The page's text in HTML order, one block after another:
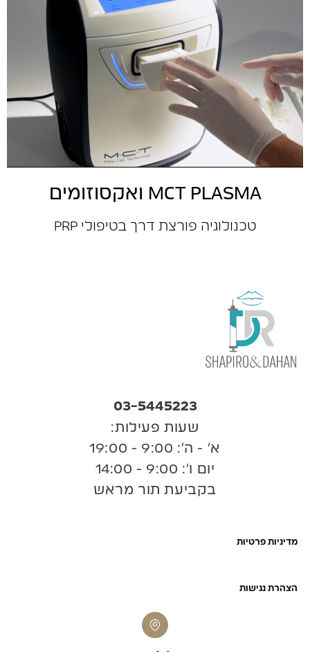
MCT PLASMA ואקסוזומים
טכנולוגיה פורצת דרך בטיפולי PRP
03-5445223
שעות פעילות:
א’ - ה’: 9:00 - 19:00
יום ו’: 9:00 - 14:00
בקביעת תור מראש
מדיניות פרטיות
הצהרת נגישות​